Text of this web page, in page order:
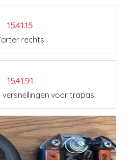
15.41.15
rechts
15.41.91
voor trapas